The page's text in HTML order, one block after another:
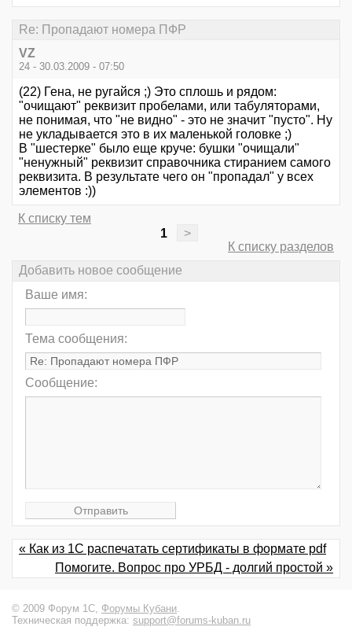
Re: Пропадают номера ПФР
VZ
24 - 30.03.2009 - 07:50
(22) Гена, не ругайся ;) Это сплошь и рядом:
"очищают" реквизит пробелами, или табуляторами,
не понимая, что "не видно" - это не значит "пусто". Ну
не укладывается это в их маленькой головке ;)
В "шестерке" было еще круче: бушки "очищали"
"ненужный" реквизит справочника стиранием самого
реквизита. В результате чего он "пропадал" у всех
элементов :))
К списку тем
1
>
К списку разделов
Добавить новое сообщение
Ваше имя:
Тема сообщения:
Сообщение:
« Как из 1С распечатать сертификаты в формате pdf
Помогите. Вопрос про УРБД - долгий простой »
© 2009 Форум 1С, Форумы Кубани.
Техническая поддержка: support@forums-kuban.ru